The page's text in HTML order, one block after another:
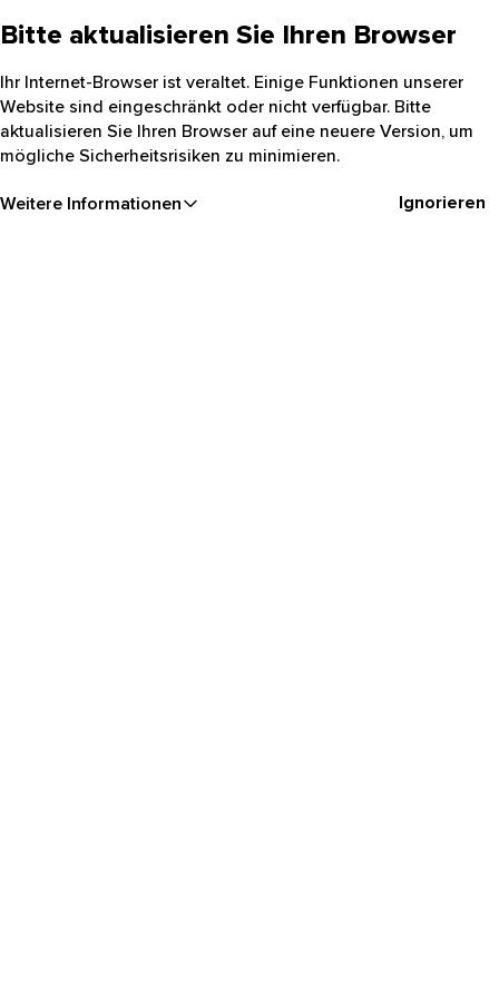
Bitte aktualisieren Sie Ihren Browser
Ihr Internet-Browser ist veraltet. Einige Funktionen unserer
Website sind eingeschränkt oder nicht verfügbar. Bitte
aktualisieren Sie Ihren Browser auf eine neuere Version, um
mögliche Sicherheitsrisiken zu minimieren.
Weitere Informationen Ignorieren